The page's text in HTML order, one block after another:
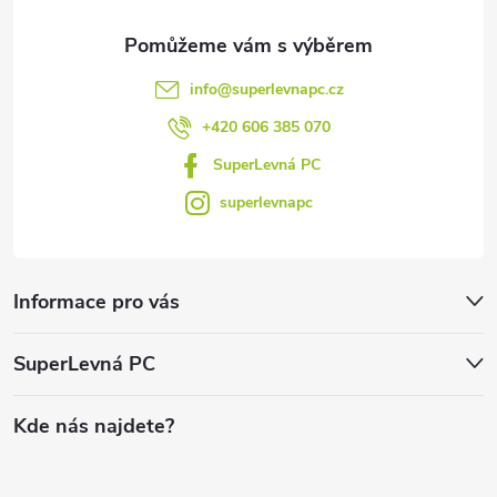
info@superlevnapc.cz
+420 606 385 070
SuperLevná PC
superlevnapc
Informace pro vás
SuperLevná PC
Kde nás najdete?